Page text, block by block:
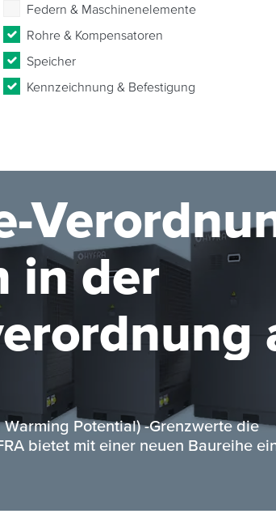
Federn & Maschinenelemente
Rohre & Kompensatoren
Speicher
Kennzeichnung & Befestigung
in der
Potential) -Grenzwerte die
bietet mit einer neuen Baureihe